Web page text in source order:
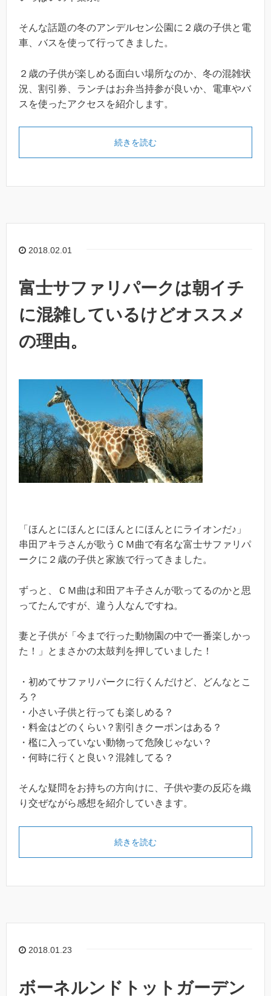
そんな話題の冬のアンデルセン公園に２歳の子供と電
車、バスを使って行ってきました。
２歳の子供が楽しめる面白い場所なのか、冬の混雑状
況、割引券、ランチはお弁当持参が良いか、電車やバ
スを使ったアクセスを紹介します。
続きを読む
2018.02.01
富士サファリパークは朝イチ
に混雑しているけどオススメ
の理由。
「ほんとにほんとにほんとにほんとにライオンだ♪」
串田アキラさんが歌うＣＭ曲で有名な富士サファリパ
ークに２歳の子供と家族で行ってきました。
ずっと、ＣＭ曲は和田アキ子さんが歌ってるのかと思
ってたんですが、違う人なんですね。
妻と子供が「今まで行った動物園の中で一番楽しかっ
た！」とまさかの太鼓判を押していました！
・初めてサファリパークに行くんだけど、どんなとこ
ろ？
・小さい子供と行っても楽しめる？
・料金はどのくらい？割引きクーポンはある？
・檻に入っていない動物って危険じゃない？
・何時に行くと良い？混雑してる？
そんな疑問をお持ちの方向けに、子供や妻の反応を織
り交ぜながら感想を紹介していきます。
続きを読む
2018.01.23
ボーネルンドトットガーデン